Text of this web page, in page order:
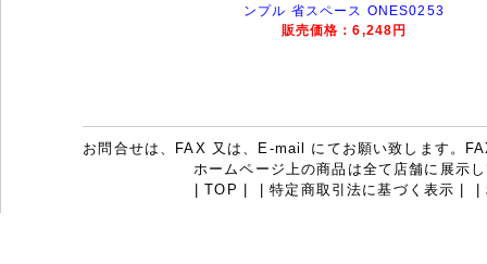
ンプル 省スペース ONES0253
販売価格：6,248円
お問合せは、FAX 又は、E-mail にてお願い致します。
ホームページ上の商品は全て店舗に展示
|TOP | |特定商取引法に基づく表示 | |